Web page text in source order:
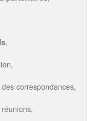
,
correspondances,